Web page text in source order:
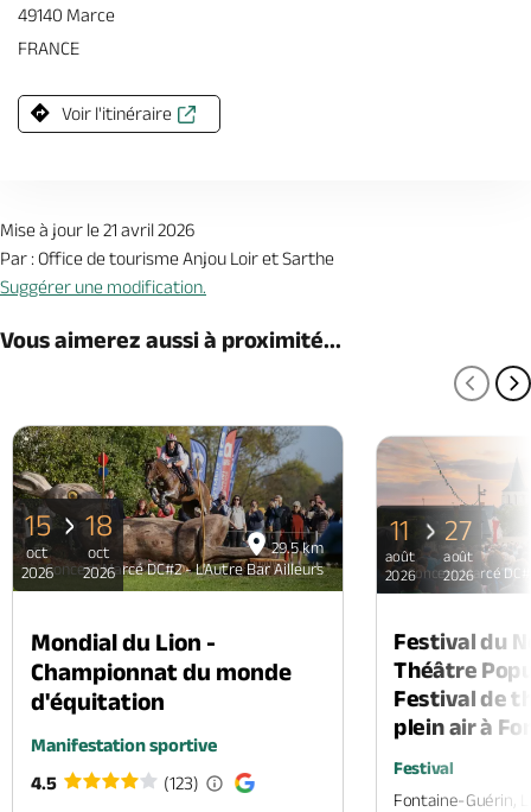
49140 Marce
FRANCE
Voir l'itinéraire
Mise à jour le 21 avril 2026
Par : Office de tourisme Anjou Loir et Sarthe
Suggérer une modification.
Vous aimerez aussi à proximité...
29.5 km
Concert Marcé DC#2 - L'Autre Bar Ailleurs
15
oct
2026
18
oct
2026
Mondial du Lion -
Championnat du monde
d'équitation
Manifestation sportive
4.5
(123)
Concert Marcé
11
août
2026
27
août
2026
Festival du
Théâtre
Festival de
plein air à
Festival
Fontaine-Guérin,